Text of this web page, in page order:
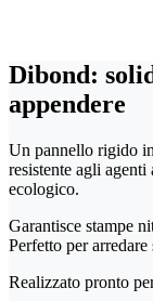
Dibond:
appendere
Un pannello rigido
resistente agli
ecologico.
Garantisce stampe
Perfetto per
Realizzato pronto